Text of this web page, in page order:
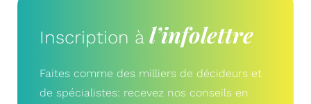
Inscription à l’infolettre
Faites comme des milliers de décideurs et
de spécialistes: recevez nos conseils en